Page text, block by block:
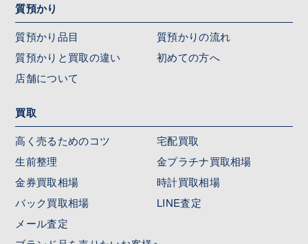
質預かり
質預かり品目
質預かりの流れ
質預かりと買取の違い
初めての方へ
店舗について
買取
高く売るためのコツ
宅配買取
生前整理
金プラチナ買取相場
金券買取相場
時計買取相場
バック買取相場
LINE査定
メール査定